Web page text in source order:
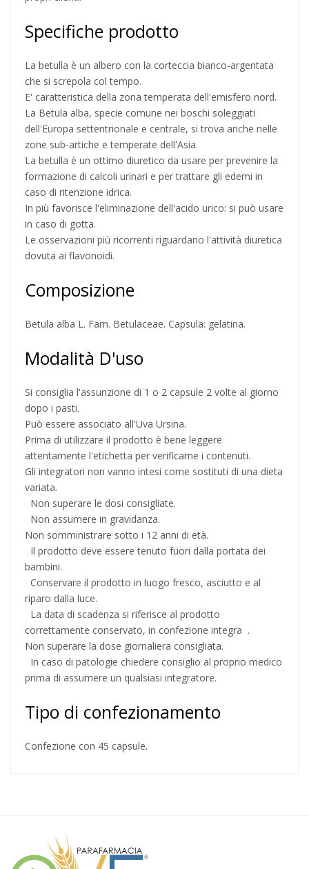
Specifiche prodotto
La betulla è un albero con la corteccia bianco-argentata
che si screpola col tempo.
E' caratteristica della zona temperata dell'emisfero nord.
La Betula alba, specie comune nei boschi soleggiati
dell'Europa settentrionale e centrale, si trova anche nelle
zone sub-artiche e temperate dell'Asia.
La betulla è un ottimo diuretico da usare per prevenire la
formazione di calcoli urinari e per trattare gli edemi in
caso di ritenzione idrica.
In più favorisce l'eliminazione dell'acido urico: si può usare
in caso di gotta.
Le osservazioni più ricorrenti riguardano l'attività diuretica
dovuta ai flavonoidi.
Composizione
Betula alba L. Fam. Betulaceae. Capsula: gelatina.
Modalità D'uso
Si consiglia l'assunzione di 1 o 2 capsule 2 volte al giorno
dopo i pasti.
Può essere associato all'Uva Ursina.
Prima di utilizzare il prodotto è bene leggere
attentamente l'etichetta per verificarne i contenuti.
Gli integratori non vanno intesi come sostituti di una dieta
variata.
Non superare le dosi consigliate.
Non assumere in gravidanza.
Non somministrare sotto i 12 anni di età.
Il prodotto deve essere tenuto fuori dalla portata dei
bambini.
Conservare il prodotto in luogo fresco, asciutto e al
riparo dalla luce.
La data di scadenza si riferisce al prodotto
correttamente conservato, in confezione integra .
Non superare la dose giornaliera consigliata.
In caso di patologie chiedere consiglio al proprio medico
prima di assumere un qualsiasi integratore.
Tipo di confezionamento
Confezione con 45 capsule.